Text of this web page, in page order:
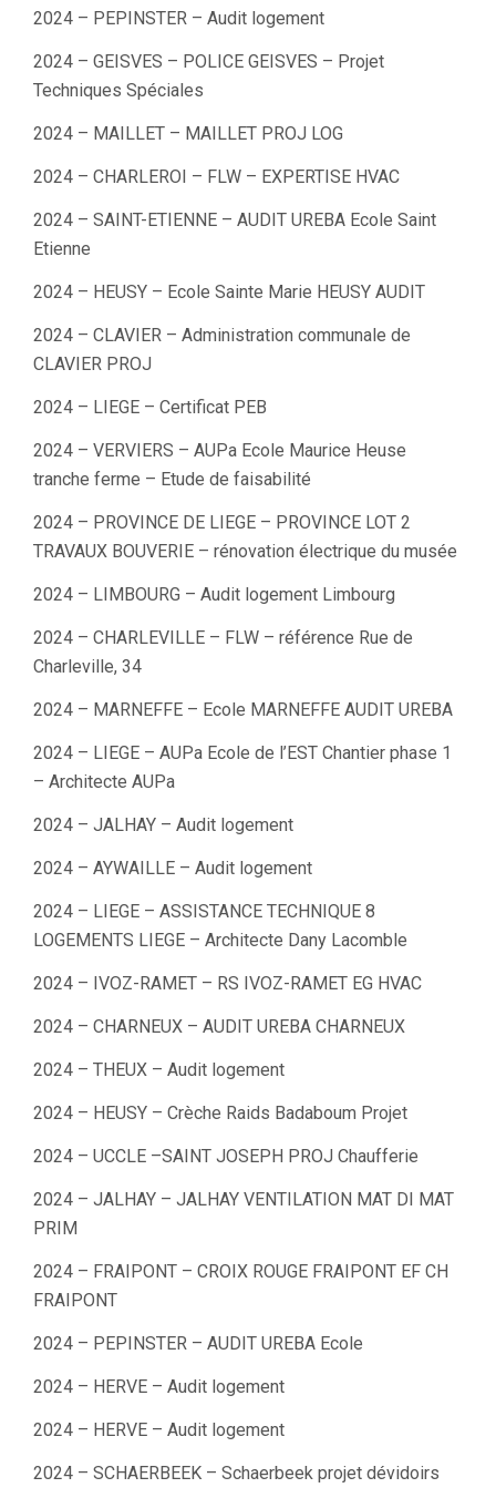
2024 – PEPINSTER – Audit logement
2024 – GEISVES – POLICE GEISVES – Projet
Techniques Spéciales
2024 – MAILLET – MAILLET PROJ LOG
2024 – CHARLEROI – FLW – EXPERTISE HVAC
2024 – SAINT-ETIENNE – AUDIT UREBA Ecole Saint
Etienne
2024 – HEUSY – Ecole Sainte Marie HEUSY AUDIT
2024 – CLAVIER – Administration communale de
CLAVIER PROJ
2024 – LIEGE – Certificat PEB
2024 – VERVIERS – AUPa Ecole Maurice Heuse
tranche ferme – Etude de faisabilité
2024 – PROVINCE DE LIEGE – PROVINCE LOT 2
TRAVAUX BOUVERIE – rénovation électrique du musée
2024 – LIMBOURG – Audit logement Limbourg
2024 – CHARLEVILLE – FLW – référence Rue de
Charleville, 34
2024 – MARNEFFE – Ecole MARNEFFE AUDIT UREBA
2024 – LIEGE – AUPa Ecole de l’EST Chantier phase 1
– Architecte AUPa
2024 – JALHAY – Audit logement
2024 – AYWAILLE – Audit logement
2024 – LIEGE – ASSISTANCE TECHNIQUE 8
LOGEMENTS LIEGE – Architecte Dany Lacomble
2024 – IVOZ-RAMET – RS IVOZ-RAMET EG HVAC
2024 – CHARNEUX – AUDIT UREBA CHARNEUX
2024 – THEUX – Audit logement
2024 – HEUSY – Crèche Raids Badaboum Projet
2024 – UCCLE –SAINT JOSEPH PROJ Chaufferie
2024 – JALHAY – JALHAY VENTILATION MAT DI MAT
PRIM
2024 – FRAIPONT – CROIX ROUGE FRAIPONT EF CH
FRAIPONT
2024 – PEPINSTER – AUDIT UREBA Ecole
2024 – HERVE – Audit logement
2024 – HERVE – Audit logement
2024 – SCHAERBEEK – Schaerbeek projet dévidoirs